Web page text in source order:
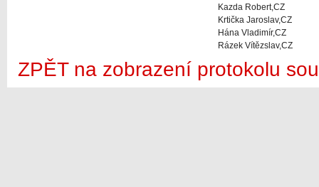
Kazda Robert,CZ
Krtička Jaroslav,CZ
Hána Vladimír,CZ
Rázek Vítězslav,CZ
ZPĚT na zobrazení protokolu